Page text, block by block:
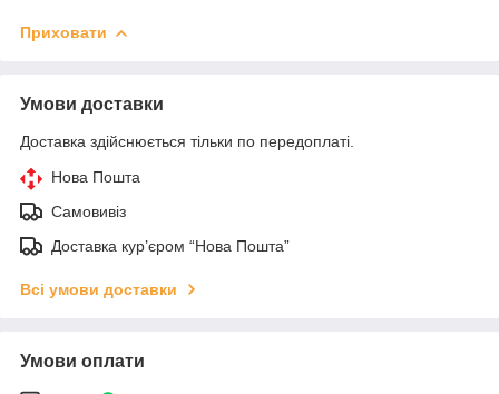
Приховати
Умови доставки
Доставка здійснюється тільки по передоплаті.
Нова Пошта
Самовивіз
Доставка кур’єром “Нова Пошта”
Всі умови доставки
Умови оплати